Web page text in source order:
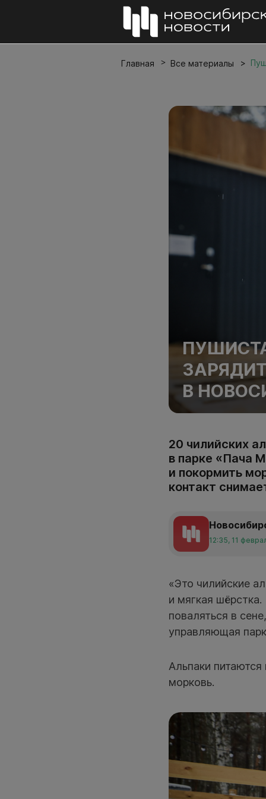
Главная Все материалы
В
20 чилийских
в парке «Пача
и покормить
контакт
12:35, 11
«Это чилийские
и мягкая
поваляться в
управляющая
Альпаки
морковь.